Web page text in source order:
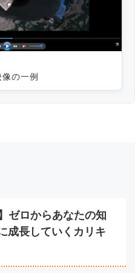
の一例
ゼロからあなたの知
成長していくカリキ